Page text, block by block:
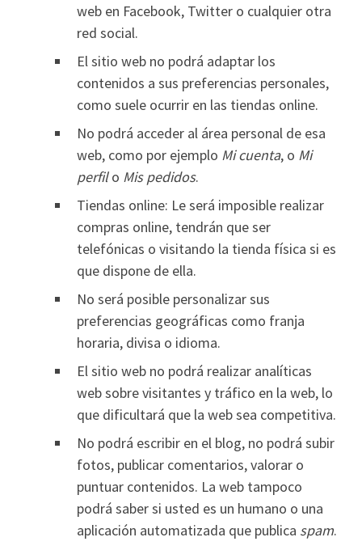
web en Facebook, Twitter o cualquier otra
red social.
El sitio web no podrá adaptar los
contenidos a sus preferencias personales,
como suele ocurrir en las tiendas online.
No podrá acceder al área personal de esa
web, como por ejemplo Mi cuenta, o Mi
perfilo Mis pedidos.
Tiendas online: Le será imposible realizar
compras online, tendrán que ser
telefónicas o visitando la tienda física si es
que dispone de ella.
No será posible personalizar sus
preferencias geográficas como franja
horaria, divisa o idioma.
El sitio web no podrá realizar analíticas
web sobre visitantes y tráfico en la web, lo
que dificultará que la web sea competitiva.
No podrá escribir en el blog, no podrá subir
fotos, publicar comentarios, valorar o
puntuar contenidos. La web tampoco
podrá saber si usted es un humano o una
aplicación automatizada que publica spam.